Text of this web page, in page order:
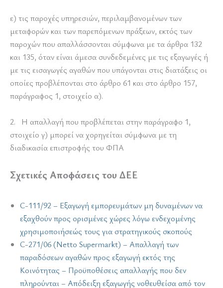
ε) τις παροχές υπηρεσιών, περιλαμβανομένων των
μεταφορών και των παρεπόμενων πράξεων, εκτός των
παροχών που απαλλάσσονται σύμφωνα με τα άρθρα 132
και 135, όταν είναι άμεσα συνδεδεμένες με τις εξαγωγές ή
με τις εισαγωγές αγαθών που υπάγονται στις διατάξεις οι
οποίες προβλέπονται στο άρθρο 61 και στο άρθρο 157,
παράγραφος 1, στοιχείο α).
2. Η απαλλαγή που προβλέπεται στην παράγραφο 1,
στοιχείο γ) μπορεί να χορηγείται σύμφωνα με τη
διαδικασία επιστροφής του ΦΠΑ
Σχετικές Αποφάσεις του ΔΕΕ
C-111/92 – Εξαγωγή εμπορευμάτων μη δυναμένων να
εξαχθούν προς ορισμένες χώρες λόγω ενδεχομένης
χρησιμοποιήσεώς τους για στρατηγικούς σκοπούς
C-271/06 (Netto Supermarkt) – Απαλλαγή των
παραδόσεων αγαθών προς εξαγωγή εκτός της
Κοινότητας – Προϋποθέσεις απαλλαγής που δεν
πληρούνται – Απόδειξη εξαγωγής νοθευθείσα από τον